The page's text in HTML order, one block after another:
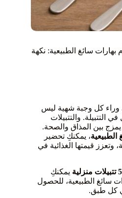
بهارات سائغ الطبيعية: نكهة
وراء كل وجبة شهية ليس
التتبيلة. والتتبيلات
بين المذاق والصحة.
الطبيعية، يمكنكِ تحضير
وتعزز قيمتها الغذائية في
يمكنكِ
سائغ الطبيعية، للحصول
كل طبق.